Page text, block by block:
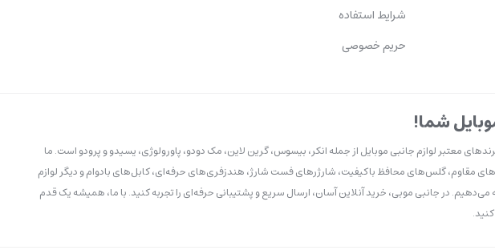
شرایط استفاده
حریم خصوصی
شما!
معتبر لوازم جانبی موبایل از جمله انکر، بیسوس، گرین لاین، مک دودو، پاورولوژی، یسیدو و پرودو است. ما
مقاوم، گلس‌های محافظ باکیفیت، شارژرهای فست شارژ، هندزفری‌های حرفه‌ای، کابل‌های بادوام و دیگر لوازم
می‌دهیم. در جانبی موبی، خرید آنلاین آسان، ارسال سریع و پشتیبانی حرفه‌ای را تجربه کنید. با ما، همیشه یک قدم